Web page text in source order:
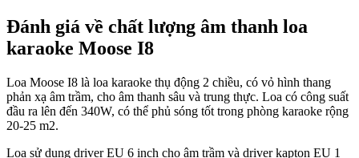
Đánh giá về chất lượng âm thanh loa
karaoke Moose I8
Loa Moose I8 là loa karaoke thụ động 2 chiều, có vỏ hình thang
phản xạ âm trầm, cho âm thanh sâu và trung thực. Loa có công suất
đầu ra lên đến 340W, có thể phủ sóng tốt trong phòng karaoke rộng
20-25 m2.
Loa sử dụng driver EU 6 inch cho âm trầm và driver kapton EU 1